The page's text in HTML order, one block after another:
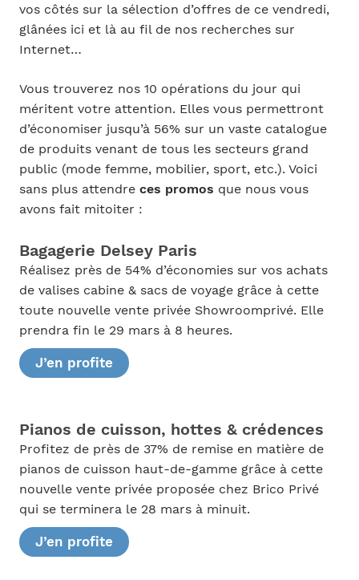
vos côtés sur la sélection d’offres de ce vendredi,
glânées ici et là au fil de nos recherches sur
Internet…
Vous trouverez nos 10 opérations du jour qui
méritent votre attention. Elles vous permettront
d’économiser jusqu’à 56% sur un vaste catalogue
de produits venant de tous les secteurs grand
public (mode femme, mobilier, sport, etc.). Voici
sans plus attendre ces promos que nous vous
avons fait mitoiter :
Bagagerie Delsey Paris
Réalisez près de 54% d’économies sur vos achats
de valises cabine & sacs de voyage grâce à cette
toute nouvelle vente privée Showroomprivé. Elle
prendra fin le 29 mars à 8 heures.
J’en profite
Pianos de cuisson, hottes & crédences
Profitez de près de 37% de remise en matière de
pianos de cuisson haut-de-gamme grâce à cette
nouvelle vente privée proposée chez Brico Privé
qui se terminera le 28 mars à minuit.
J’en profite